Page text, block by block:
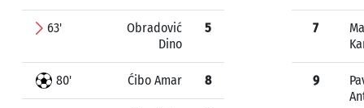
63'
Obradović
Dino
5
80' Ćibo Amar 8
7
9